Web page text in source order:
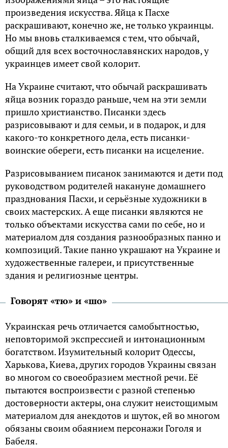
произведения искусства. Яйца к Пасхе
раскрашивают, конечно же, не только украинцы.
Но мы вновь сталкиваемся с тем, что обычай,
общий для всех восточнославянских народов, у
украинцев имеет свой колорит.
На Украине считают, что обычай раскрашивать
яйца возник гораздо раньше, чем на эти земли
пришло христианство. Писанки здесь
разрисовывают и для семьи, и в подарок, и для
какого-то конкретного дела, есть писанки-
воинские обереги, есть писанки на исцеление.
Разрисовыванием писанок занимаются и дети под
руководством родителей накануне домашнего
празднования Пасхи, и серьёзные художники в
своих мастерских. А еще писанки являются не
только объектами искусства сами по себе, но и
материалом для создания разнообразных панно и
композиций. Такие панно украшают на Украине и
художественные галереи, и присутственные
здания и религиозные центры.
Говорят «тю» и «шо»
Украинская речь отличается самобытностью,
неповторимой экспрессией и интонационным
богатством. Изумительный колорит Одессы,
Харькова, Киева, других городов Украины связан
во многом со своеобразием местной речи. Её
пытаются воспроизвести с разной степенью
достоверности актеры, она служит неистощимым
материалом для анекдотов и шуток, ей во многом
обязаны своим обаянием персонажи Гоголя и
Бабеля.